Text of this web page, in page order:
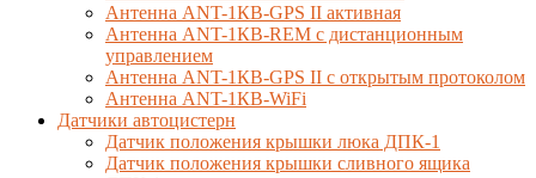
Антенна ANT-1КВ-GPS II активная
Антенна ANT-1КВ-REM c дистанционным
управлением
Антенна ANT-1КВ-GPS II с открытым протоколом
Антенна ANT-1КВ-WiFi
Датчики автоцистерн
Датчик положения крышки люка ДПК-1
Датчик положения крышки сливного ящика